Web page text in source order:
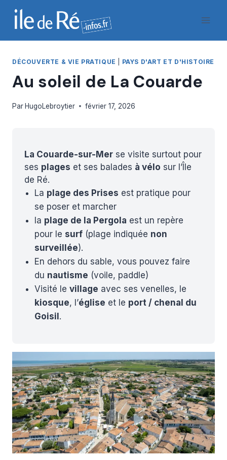
Aller
DÉCOUVERTE & VIE PRATIQUE PAYS D'ART ET D'HISTOIRE
Au soleil de La Couarde
ParHugoLebroytier février 17, 2026
La Couarde-sur-Mer se visite surtout pour
ses plages et ses balades à vélo sur l’Île
de Ré.
La plage des Prises est pratique pour
se poser et marcher
la plage de la Pergola est un repère
pour le surf (plage indiquée non
surveillée).
En dehors du sable, vous pouvez faire
du nautisme (voile, paddle)
Visité levillage avec ses venelles, le
kiosque, l’église et le port / chenal du
Goisil.